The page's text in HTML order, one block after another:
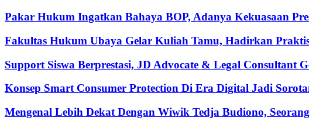
Pakar Hukum Ingatkan Bahaya BOP, Adanya Kekuasaan
Fakultas Hukum Ubaya Gelar Kuliah Tamu, Hadirkan
Support Siswa Berprestasi, JD Advocate & Legal Consultant
Konsep Smart Consumer Protection Di Era Digital Jadi
Mengenal Lebih Dekat Dengan Wiwik Tedja Budiono,